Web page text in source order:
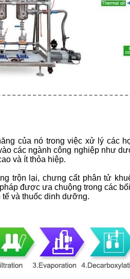
của nó trong việc xử lý các
các ngành công nghiệp như
và ít thỏa hiệp.
trộn lại, chưng cất phân tử
được ưa chuộng trong các
tế và thuốc dinh dưỡng.